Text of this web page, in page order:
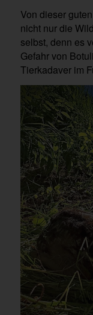
Von dieser
nicht nur die
selbst, denn es
Gefahr von
Tierkadaver im